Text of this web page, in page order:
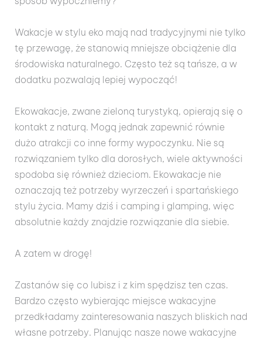
Wakacje w stylu eko mają nad tradycyjnymi nie tylko
tę przewagę, że stanowią mniejsze obciążenie dla
środowiska naturalnego. Często też są tańsze, a w
dodatku pozwalają lepiej wypocząć!
Ekowakacje, zwane zieloną turystyką, opierają się o
kontakt z naturą. Mogą jednak zapewnić równie
dużo atrakcji co inne formy wypoczynku. Nie są
rozwiązaniem tylko dla dorosłych, wiele aktywności
spodoba się również dzieciom. Ekowakacje nie
oznaczają też potrzeby wyrzeczeń i spartańskiego
stylu życia. Mamy dziś i camping i glamping, więc
absolutnie każdy znajdzie rozwiązanie dla siebie.
A zatem w drogę!
Zastanów się co lubisz i z kim spędzisz ten czas.
Bardzo często wybierając miejsce wakacyjne
przedkładamy zainteresowania naszych bliskich nad
własne potrzeby. Planując nasze nowe wakacyjne